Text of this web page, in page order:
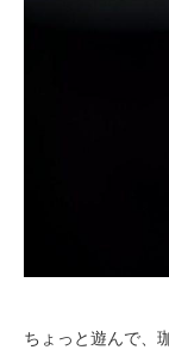
ちょっと遊んで、